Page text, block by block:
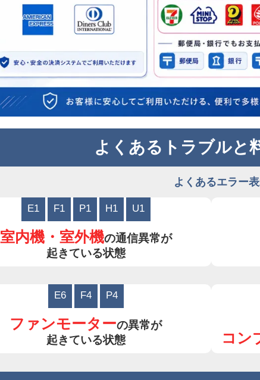
よくあるトラブルと
よくあるエラー
E1 F1 P1 H1 U1
室内機・室外機の通信異常が
起きている状態
E6 F4 P4
ファンモーターの異常が
起きている状態
コン